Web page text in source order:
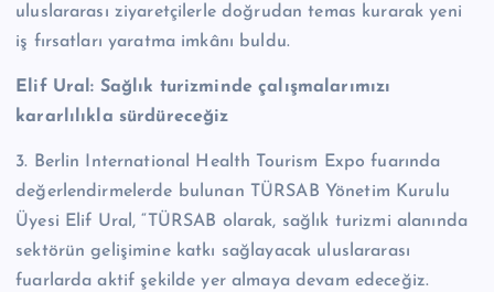
uluslararası ziyaretçilerle doğrudan temas kurarak yeni
iş fırsatları yaratma imkânı buldu.
Elif Ural: Sağlık turizminde çalışmalarımızı
kararlılıkla sürdüreceğiz
3. Berlin International Health Tourism Expo fuarında
değerlendirmelerde bulunan TÜRSAB Yönetim Kurulu
Üyesi Elif Ural, “TÜRSAB olarak, sağlık turizmi alanında
sektörün gelişimine katkı sağlayacak uluslararası
fuarlarda aktif şekilde yer almaya devam edeceğiz.